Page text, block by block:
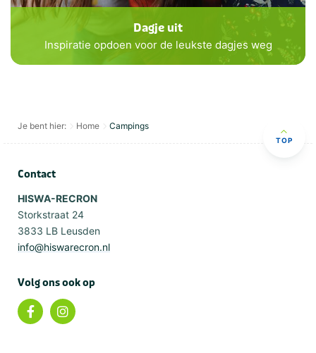
Dagje uit
Inspiratie opdoen voor de leukste dagjes weg
Je bent hier: Home Campings
TOP
Contact
HISWA-RECRON
Storkstraat 24
3833 LB Leusden
info@hiswarecron.nl
Volg ons ook op